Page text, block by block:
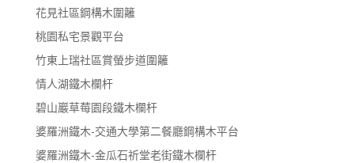
花見社區鋼構木圍籬
桃園私宅景觀平台
竹東上瑞社區賞螢步道圍籬
情人湖鐵木欄杆
碧山巖草莓園段鐵木欄杆
婆羅洲鐵木-交通大學第二餐廳鋼構木平台
婆羅洲鐵木-金瓜石祈堂老街鐵木欄杆